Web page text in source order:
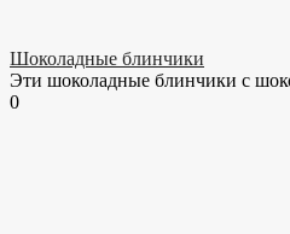
Шоколадные блинчики
Эти шоколадные блинчики с
0